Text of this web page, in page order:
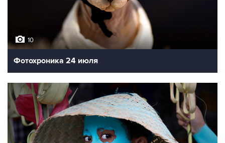
10
Фотохроника 24 июля